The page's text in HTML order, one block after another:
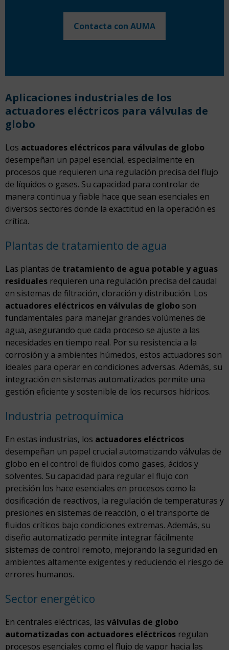
Contacta con AUMA
Aplicaciones industriales de los
actuadores eléctricos para válvulas de
globo
Los actuadores eléctricos para válvulas de globo
desempeñan un papel esencial, especialmente en
procesos que requieren una regulación precisa del flujo
de líquidos o gases. Su capacidad para controlar de
manera continua y fiable hace que sean esenciales en
diversos sectores donde la exactitud en la operación es
crítica.
Plantas de tratamiento de agua
Las plantas de tratamiento de agua potable y aguas
residuales requieren una regulación precisa del caudal
en sistemas de filtración, cloración y distribución. Los
actuadores eléctricos en válvulas de globo son
fundamentales para manejar grandes volúmenes de
agua, asegurando que cada proceso se ajuste a las
necesidades en tiempo real. Por su resistencia a la
corrosión y a ambientes húmedos, estos actuadores son
ideales para operar en condiciones adversas. Además, su
integración en sistemas automatizados permite una
gestión eficiente y sostenible de los recursos hídricos.
Industria petroquímica
En estas industrias, los actuadores eléctricos
desempeñan un papel crucial automatizando válvulas de
globo en el control de fluidos como gases, ácidos y
solventes. Su capacidad para regular el flujo con
precisión los hace esenciales en procesos como la
dosificación de reactivos, la regulación de temperaturas y
presiones en sistemas de reacción, o el transporte de
fluidos críticos bajo condiciones extremas. Además, su
diseño automatizado permite integrar fácilmente
sistemas de control remoto, mejorando la seguridad en
ambientes altamente exigentes y reduciendo el riesgo de
errores humanos.
Sector energético
En centrales eléctricas, las válvulas de globo
automatizadas con actuadores eléctricos regulan
procesos esenciales como el flujo de vapor hacia las